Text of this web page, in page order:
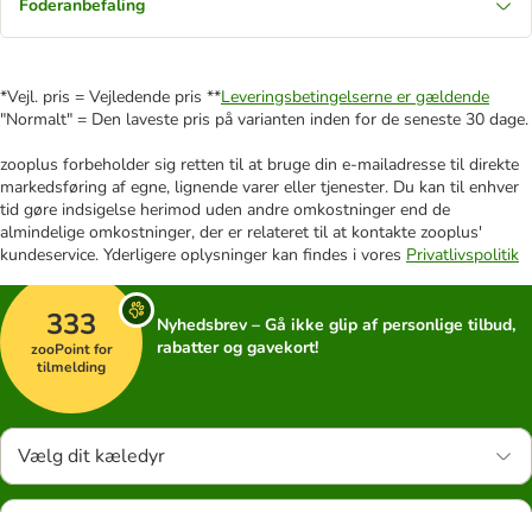
Foderanbefaling
*Vejl. pris = Vejledende pris **Leveringsbetingelserne er gældende
"Normalt" = Den laveste pris på varianten inden for de seneste 30 dage.
zooplus forbeholder sig retten til at bruge din e-mailadresse til direkte
markedsføring af egne, lignende varer eller tjenester. Du kan til enhver
tid gøre indsigelse herimod uden andre omkostninger end de
almindelige omkostninger, der er relateret til at kontakte zooplus'
kundeservice. Yderligere oplysninger kan findes i vores Privatlivspolitik
333
zooPoint for
tilmelding
Nyhedsbrev – Gå ikke glip af personlige tilbud,
rabatter og gavekort!
Vælg dit kæledyr